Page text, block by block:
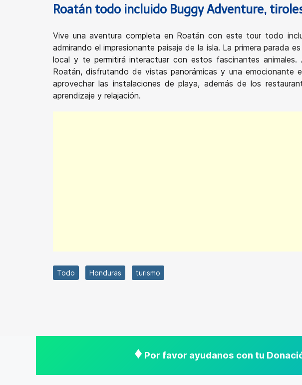
Roatán todo incluido Buggy Adventure,
Vive una aventura completa en Roatán con este tour todo
admirando el impresionante paisaje de la isla. La primera parada
local y te permitirá interactuar con estos fascinantes
Roatán, disfrutando de vistas panorámicas y una emocionante
aprovechar las instalaciones de playa, además de los
aprendizaje y relajación.
Todo Honduras turismo
♦ Por favor ayudanos con tu